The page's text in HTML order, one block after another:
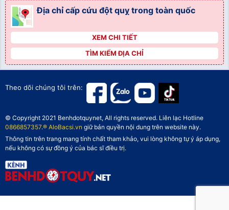
">
">
">
Địa chỉ cấp cứu đột quỵ trong toàn quốc
XEM CHI TIẾT
TÌM KIẾM ĐỊA CHỈ
Theo dõi chúng tôi trên:
© Copyright 2021 Benhdotquynet, All rights reserved. Liên lạc Hotline
0866857357.® AloBacsi.vn giữ bản quyền nội dung trên website này.
Thông tin trên trang mang tính chất tham khảo, vui lòng không tự ý áp dụng,
nếu không có sự đồng ý của bác sĩ điều trị.